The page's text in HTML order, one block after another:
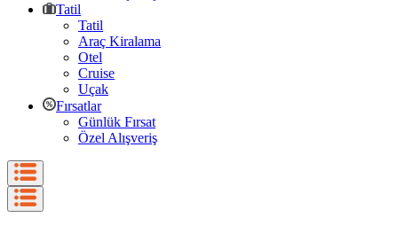
Tatil
Tatil
Araç Kiralama
Otel
Cruise
Uçak
Fırsatlar
Günlük Fırsat
Özel Alışveriş